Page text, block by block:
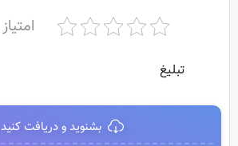
تبلیغ
بشنوید و دریافت